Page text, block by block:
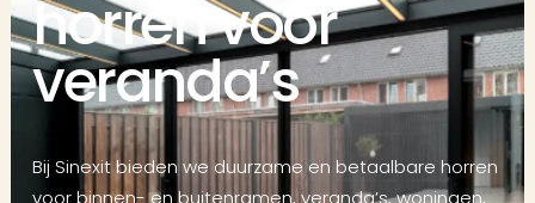
horren voor
veranda’s
Bij Sinexit bieden we duurzame en betaalbare horren
voor binnen- en buitenramen, veranda’s, woningen,